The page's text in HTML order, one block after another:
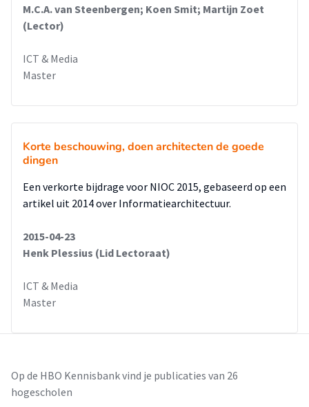
M.C.A. van Steenbergen; Koen Smit; Martijn Zoet
(Lector)
ICT & Media
Master
Korte beschouwing, doen architecten de goede
dingen
Een verkorte bijdrage voor NIOC 2015, gebaseerd op een
artikel uit 2014 over Informatiearchitectuur.
2015-04-23
Henk Plessius (Lid Lectoraat)
ICT & Media
Master
Op de HBO Kennisbank vind je publicaties van 26
hogescholen